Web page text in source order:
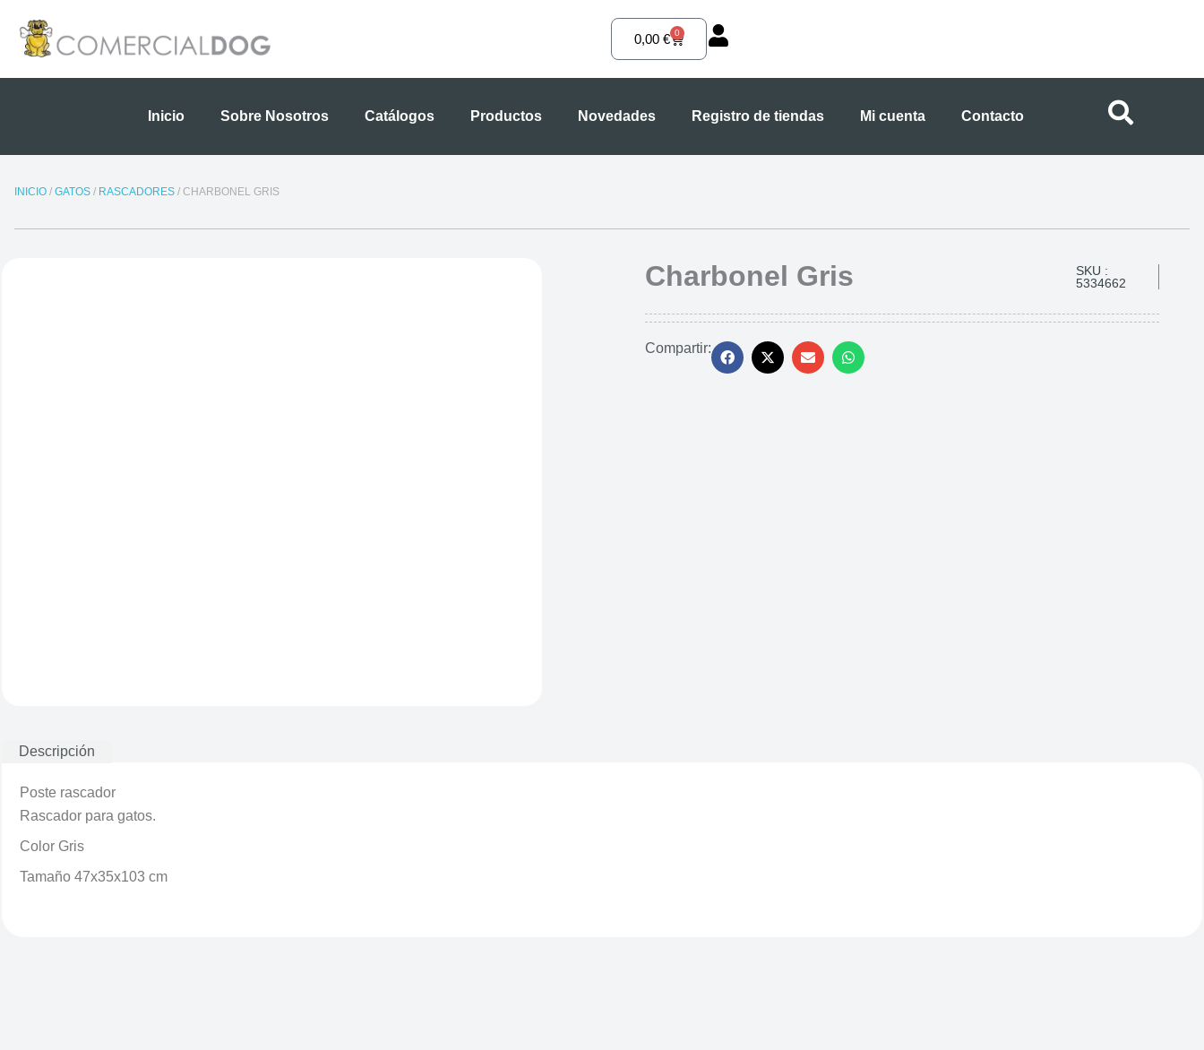
contenido
0,00 € 0
Carrito
Inicio Sobre Nosotros Catálogos Productos Novedades Registro de tiendas Mi cuenta Contacto
INICIO / GATOS / RASCADORES / CHARBONEL GRIS
Charbonel Gris
SKU :
5334662
Compartir:
Descripción
Poste rascador
Rascador para gatos.
Color Gris
Tamaño 47x35x103 cm